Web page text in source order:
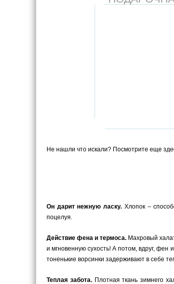
Не нашли что искали? Посмотрите еще
Он дарит нежную ласку. Хлопок –
поцелуя.
Действие фена и термоса. Махровый
и мгновенную сухость! А потом, вдруг,
тоненькие ворсинки задерживают в себе
Теплая забота.Плотная ткань зимнего